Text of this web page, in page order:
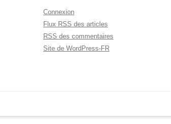
Connexion
Flux RSS des articles
RSS des commentaires
Site de WordPress-FR